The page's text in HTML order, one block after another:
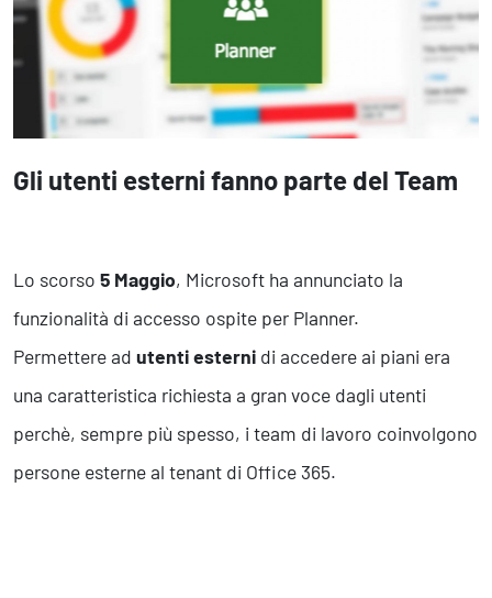
Finanza Strategica
231 Gestione Rischi
Future
Innovazione
Europe
Digital
Modern Infrastructure
Produttività & Lavoro in Team
Remote Working & Video e Audio Conferencing
Sicurezza & Conformità
Gli utenti esterni fanno parte del Team
Lo scorso 5 Maggio, Microsoft ha annunciato la
funzionalità di accesso ospite per Planner.
Permettere ad utenti esterni di accedere ai piani era
una caratteristica richiesta a gran voce dagli utenti
perchè, sempre più spesso, i team di lavoro coinvolgono
persone esterne al tenant di Office 365.